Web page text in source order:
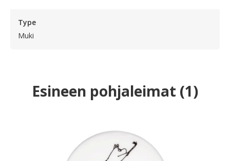
Type
Muki
Esineen pohjaleimat (1)